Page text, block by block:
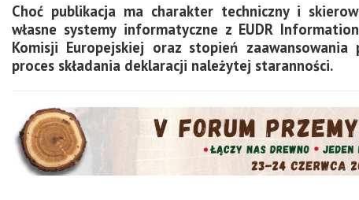
Choć publikacja ma charakter techniczny i
własne systemy informatyczne z EUDR
Komisji Europejskiej oraz stopień
proces składania deklaracji należytej staranności.